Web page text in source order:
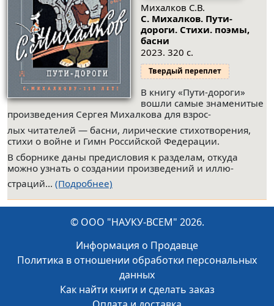
Михалков С.В.
С. Михалков. Пути-
дороги. Стихи. поэмы,
басни
2023. 320 с.
Твердый переплет
В книгу «Пути-дороги»
вошли самые знаменитые
произведения Сергея Михалкова для взрос-
лых читателей — басни, лирические стихотворения,
стихи о войне и Гимн Российской Федерации.
В сборнике даны предисловия к разделам, откуда
можно узнать о создании произведений и иллю-
страций... (Подробнее)
© ООО "НАУКУ-ВСЕМ" 2026.
Информация о Продавце
Политика в отношении обработки персональных
данных
Как найти книги и сделать заказ